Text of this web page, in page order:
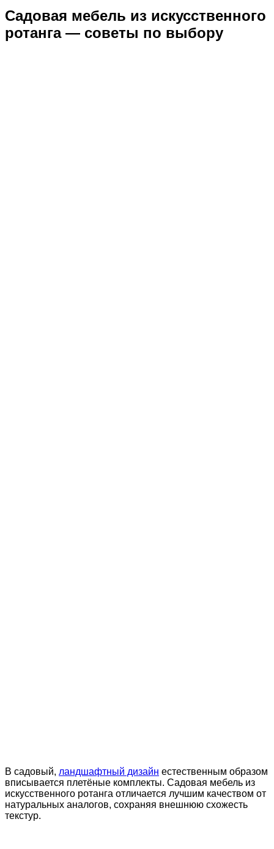
Садовая мебель из искусственного
ротанга — советы по выбору
В садовый, ландшафтный дизайн естественным образом
вписывается плетёные комплекты. Садовая мебель из
искусственного ротанга отличается лучшим качеством от
натуральных аналогов, сохраняя внешнюю схожесть
текстур.